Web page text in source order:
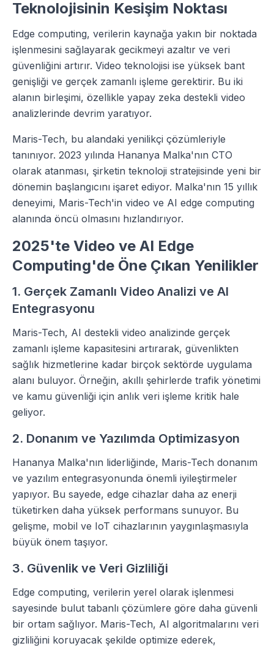
Teknolojisinin Kesişim Noktası
Edge computing, verilerin kaynağa yakın bir noktada
işlenmesini sağlayarak gecikmeyi azaltır ve veri
güvenliğini artırır. Video teknolojisi ise yüksek bant
genişliği ve gerçek zamanlı işleme gerektirir. Bu iki
alanın birleşimi, özellikle yapay zeka destekli video
analizlerinde devrim yaratıyor.
Maris-Tech, bu alandaki yenilikçi çözümleriyle
tanınıyor. 2023 yılında Hananya Malka'nın CTO
olarak atanması, şirketin teknoloji stratejisinde yeni bir
dönemin başlangıcını işaret ediyor. Malka'nın 15 yıllık
deneyimi, Maris-Tech'in video ve AI edge computing
alanında öncü olmasını hızlandırıyor.
2025'te Video ve AI Edge
Computing'de Öne Çıkan Yenilikler
1. Gerçek Zamanlı Video Analizi ve AI
Entegrasyonu
Maris-Tech, AI destekli video analizinde gerçek
zamanlı işleme kapasitesini artırarak, güvenlikten
sağlık hizmetlerine kadar birçok sektörde uygulama
alanı buluyor. Örneğin, akıllı şehirlerde trafik yönetimi
ve kamu güvenliği için anlık veri işleme kritik hale
geliyor.
2. Donanım ve Yazılımda Optimizasyon
Hananya Malka'nın liderliğinde, Maris-Tech donanım
ve yazılım entegrasyonunda önemli iyileştirmeler
yapıyor. Bu sayede, edge cihazlar daha az enerji
tüketirken daha yüksek performans sunuyor. Bu
gelişme, mobil ve IoT cihazlarının yaygınlaşmasıyla
büyük önem taşıyor.
3. Güvenlik ve Veri Gizliliği
Edge computing, verilerin yerel olarak işlenmesi
sayesinde bulut tabanlı çözümlere göre daha güvenli
bir ortam sağlıyor. Maris-Tech, AI algoritmalarını veri
gizliliğini koruyacak şekilde optimize ederek,